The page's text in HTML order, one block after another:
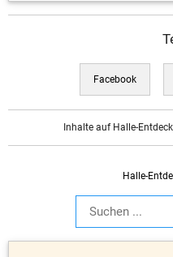
Facebook
Inhalte auf Halle-
Halle-